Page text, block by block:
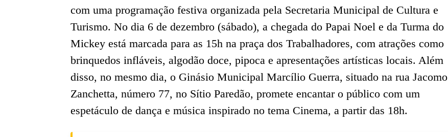
com uma programação festiva organizada pela Secretaria Municipal de Cultura e
Turismo. No dia 6 de dezembro (sábado), a chegada do Papai Noel e da Turma do
Mickey está marcada para as 15h na praça dos Trabalhadores, com atrações como
brinquedos infláveis, algodão doce, pipoca e apresentações artísticas locais. Além
disso, no mesmo dia, o Ginásio Municipal Marcílio Guerra, situado na rua Jacomo
Zanchetta, número 77, no Sítio Paredão, promete encantar o público com um
espetáculo de dança e música inspirado no tema Cinema, a partir das 18h.